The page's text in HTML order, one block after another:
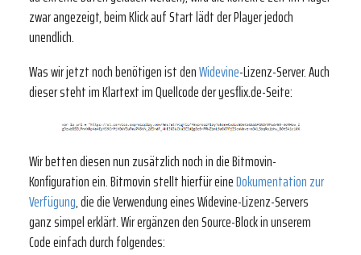
zwar angezeigt, beim Klick auf Start lädt der Player jedoch
unendlich.
Was wir jetzt noch benötigen ist denWidevine-Lizenz-Server. Auch
dieser steht im Klartext im Quellcode der yesflix.de-Seite:
Wir betten diesen nun zusätzlich noch in die Bitmovin-
Konfiguration ein. Bitmovin stellt hierfür eineDokumentation zur
Verfügung, die die Verwendung eines Widevine-Lizenz-Servers
ganz simpel erklärt. Wir ergänzen den Source-Block in unserem
Code einfach durch folgendes: